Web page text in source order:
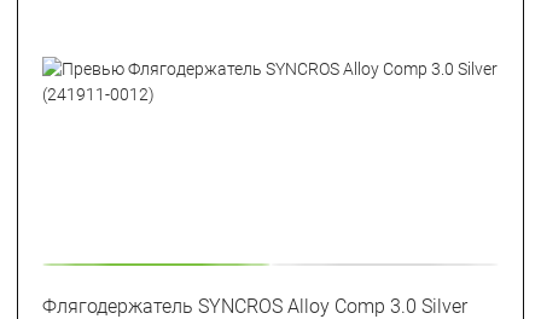
Флягодержатель SYNCROS Alloy Comp 3.0 Silver